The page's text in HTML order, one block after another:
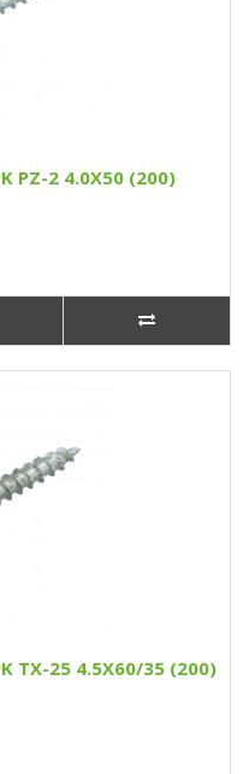
PZ-2 4.0X50 (200)
TX-25 4.5X60/35 (200)